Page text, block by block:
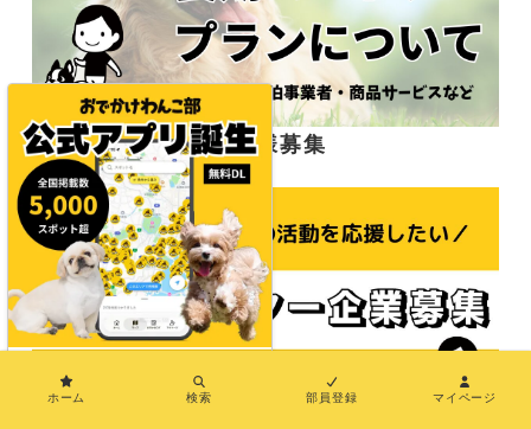
応援サポーター企業様募集
ホーム 検索 部員登録 マイページ